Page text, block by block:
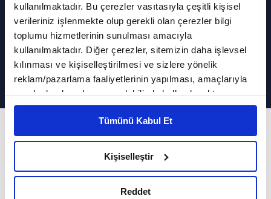
kullanılmaktadır. Bu çerezler vasıtasıyla çeşitli kişisel
verileriniz işlenmekte olup gerekli olan çerezler bilgi
toplumu hizmetlerinin sunulması amacıyla
kullanılmaktadır. Diğer çerezler, sitemizin daha işlevsel
kılınması ve kişiselleştirilmesi ve sizlere yönelik
reklam/pazarlama faaliyetlerinin yapılması, amaçlarıyla
sınırlı olarak açık rızanız dahilinde kullanılacaktır.
Çerezlere ilişkin tercihlerinizi çerez paneli vasıtasıyla
belirleyebilirsiniz. Çerezlere ilişkin detaylı bilgi için
Ayarlar butonuna tıklayabilir,Çerez Bilgilendirme
Metnimizi ziyaret edebilirsiniz.
hazırlanmış olan İnternet Sitesi Aydınlatma Metnimizi
okumak ve sitemizi ziyaretiniz kapsamında
Tümünü Kabul Et
Kişiselleştir
Reddet
Hobinin İyileştiren Gücü ve
Romatizmal Hastalıklar | Kendini
Bilmek
Kendini Bilmek'e bu hafta Uzman Klinik